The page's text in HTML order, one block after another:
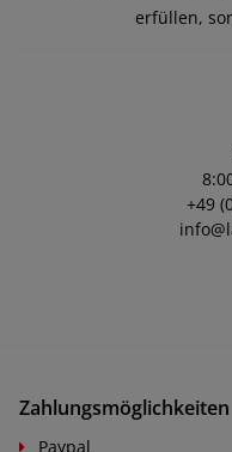
erfüllen,
+49
Zahlungsmöglichkeiten
Paypal